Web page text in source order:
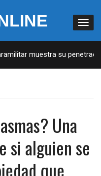
muestra su
Una
si alguien se
que